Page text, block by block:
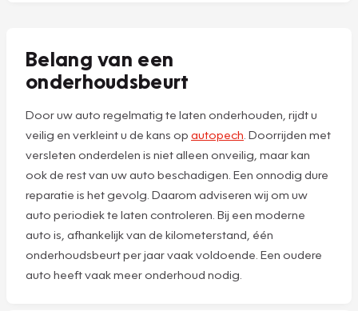
Belang van een
onderhoudsbeurt
Door uw auto regelmatig te laten onderhouden, rijdt u
veilig en verkleint u de kans op autopech . Doorrijden met
versleten onderdelen is niet alleen onveilig, maar kan
ook de rest van uw auto beschadigen. Een onnodig dure
reparatie is het gevolg. Daarom adviseren wij om uw
auto periodiek te laten controleren. Bij een moderne
auto is, afhankelijk van de kilometerstand, één
onderhoudsbeurt per jaar vaak voldoende. Een oudere
auto heeft vaak meer onderhoud nodig.